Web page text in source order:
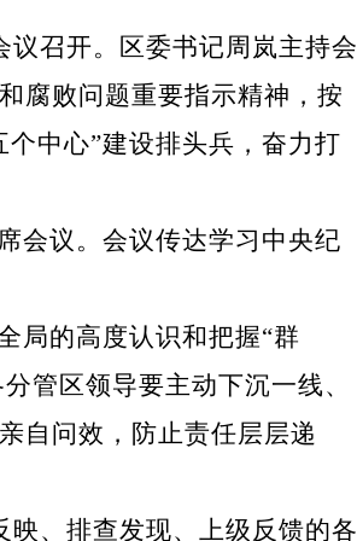
召开。区委书记周岚主持会
腐败问题重要指示精神，按
中心”建设排头兵，奋力打
会议。会议传达学习中央纪
局的高度认识和把握“群
管区领导要主动下沉一线、
自问效，防止责任层层递
、排查发现、上级反馈的各